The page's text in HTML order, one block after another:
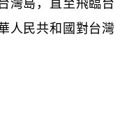
人民共和國對台灣